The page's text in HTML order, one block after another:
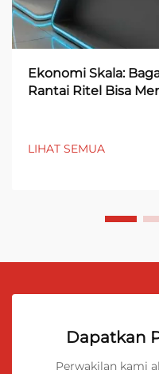
Ekonomi Skala:
Rantai Ritel Bisa
LIHAT SEMUA
Dapatkan
Perwakilan kami